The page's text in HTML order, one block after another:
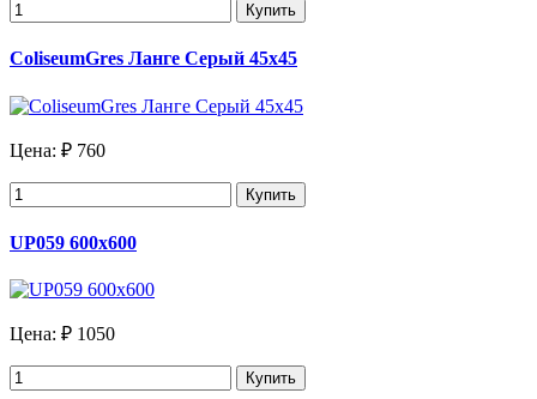
Купить
ColiseumGres Ланге Серый 45x45
Цена: ₽ 760
Купить
UP059 600х600
Цена: ₽ 1050
Купить